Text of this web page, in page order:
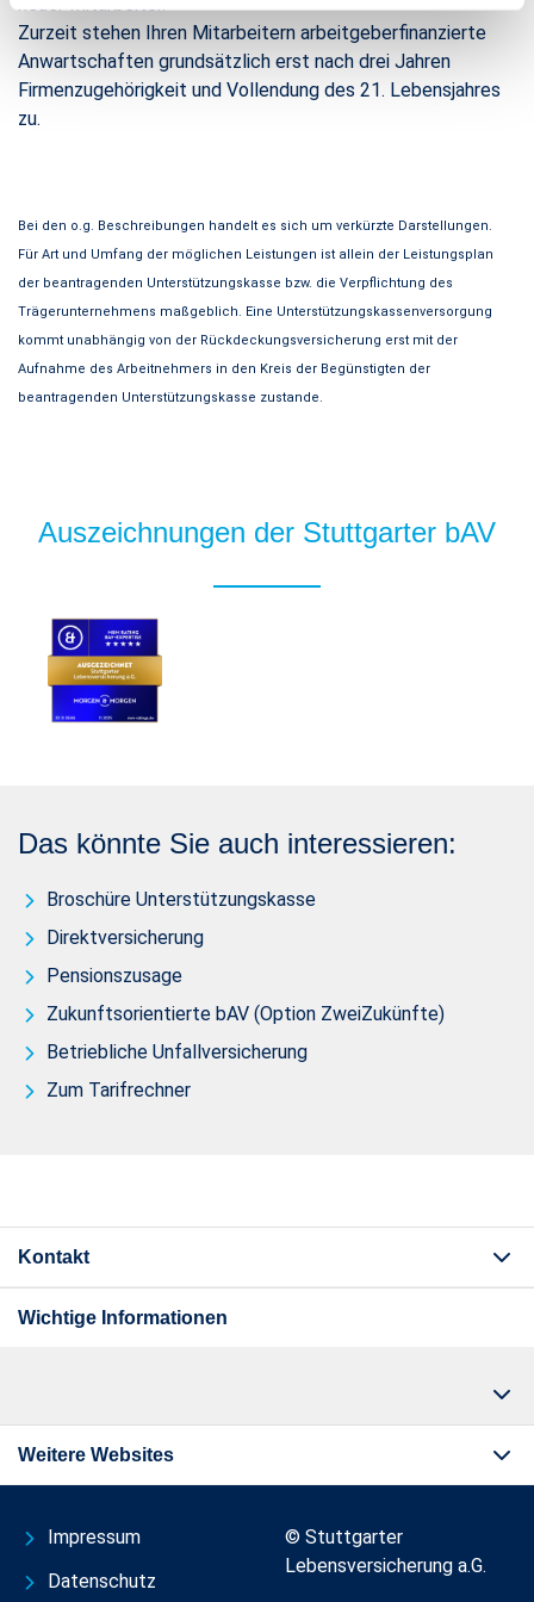
Zurzeit stehen Ihren Mitarbeitern arbeitgeberfinanzierte
Anwartschaften grundsätzlich erst nach drei Jahren
Firmenzugehörigkeit und Vollendung des 21. Lebensjahres
zu.
Bei den o.g. Beschreibungen handelt es sich um verkürzte Darstellungen.
Für Art und Umfang der möglichen Leistungen ist allein der Leistungsplan
der beantragenden Unterstützungskasse bzw. die Verpflichtung des
Trägerunternehmens maßgeblich. Eine Unterstützungskassenversorgung
kommt unabhängig von der Rückdeckungsversicherung erst mit der
Aufnahme des Arbeitnehmers in den Kreis der Begünstigten der
beantragenden Unterstützungskasse zustande.
Auszeichnungen der Stuttgarter bAV
Das könnte Sie auch interessieren:
Broschüre Unterstützungskasse
Direktversicherung
Pensionszusage
Zukunftsorientierte bAV (Option ZweiZukünfte)
Betriebliche Unfallversicherung
Zum Tarifrechner
Kontakt
Wichtige Informationen
Weitere Websites
Impressum
Datenschutz
© Stuttgarter
Lebensversicherung a.G.